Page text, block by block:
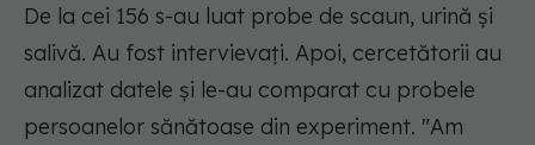
De la cei 156 s-au luat probe de scaun, urină și
salivă. Au fost intervievați. Apoi, cercetătorii au
analizat datele și le-au comparat cu probele
persoanelor sănătoase din experiment. "Am